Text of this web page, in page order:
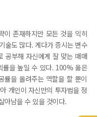
이 존재하지만 모든 것을 익히
술도 많다. 게다가 증시는 변수
공부해 자신에게 잘 맞는 매매
률을 높일 수 있다. 100% 옳은
률을 올려주는 역할을 할 뿐이
개인이 자신만의 투자법을 정
아남을 수 있을 것이다.